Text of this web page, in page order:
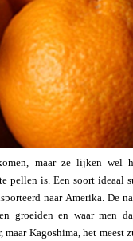
maar ze lijken wel
is. Een soort ideaal
naar Amerika. De
groeiden en waar men
Kagoshima, het meest